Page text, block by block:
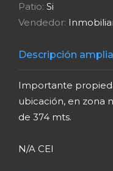
Patio: Si
Vendedor:
Descripción
Importante
ubicación, en zona
de 374 mts.
N/A CEI